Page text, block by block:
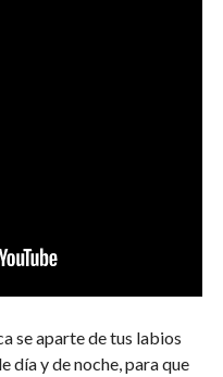
se aparte de tus labios
día y de noche, para que